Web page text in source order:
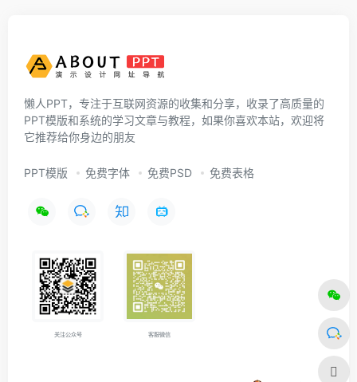
懒人PPT，专注于互联网资源的收集和分享，收录了高质量的
PPT模版和系统的学习文章与教程，如果你喜欢本站，欢迎将
它推荐给你身边的朋友
PPT模版 免费字体 免费PSD 免费表格
关注公众号 客服微信